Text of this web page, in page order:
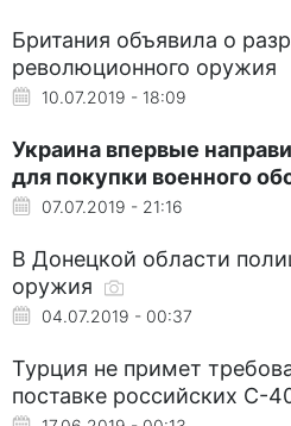
Британия объявила о
революционного оружия
10.07.2019 - 18:09
Украина впервые
для покупки военного
07.07.2019 - 21:16
В Донецкой области
оружия
04.07.2019 - 00:37
Турция не примет
поставке российских С-